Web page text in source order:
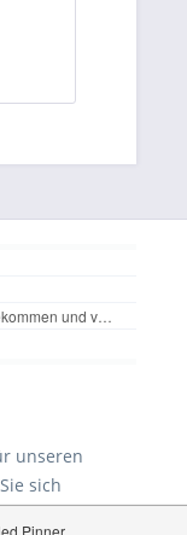
unseren
sich
über